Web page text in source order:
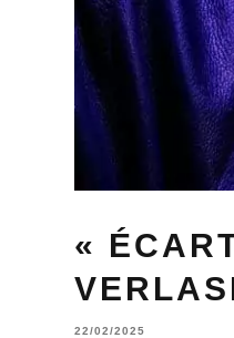
«
22/02/2025